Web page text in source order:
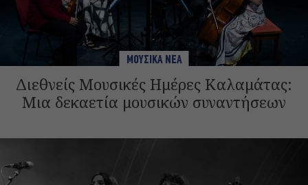
ΜΟΥΣΙΚΑ ΝΕΑ
Διεθνείς Μουσικές Ημέρες Καλαμάτας:
Μια δεκαετία μουσικών συναντήσεων